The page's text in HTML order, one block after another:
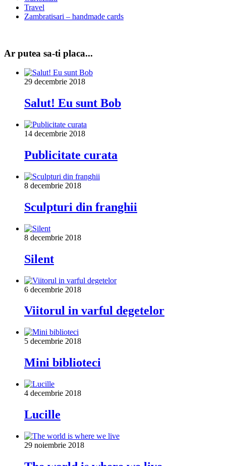
Travel
Zambratisari – handmade cards
Ar putea sa-ti placa...
29 decembrie 2018
Salut! Eu sunt Bob
14 decembrie 2018
Publicitate curata
8 decembrie 2018
Sculpturi din franghii
8 decembrie 2018
Silent
6 decembrie 2018
Viitorul in varful degetelor
5 decembrie 2018
Mini biblioteci
4 decembrie 2018
Lucille
29 noiembrie 2018